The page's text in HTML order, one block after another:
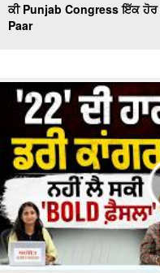
ਕੀ Punjab Congress ਇੱਕ
Paar